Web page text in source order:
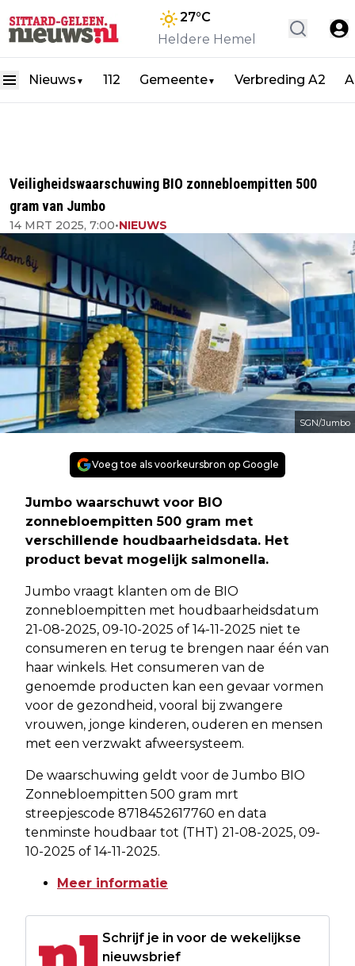
27°C
Heldere Hemel
Nieuws ▼ 112 Gemeente▼ Verbreding A2
Veiligheidswaarschuwing BIO zonnebloempitten 500
gram van Jumbo
14 MRT 2025, 7:00•NIEUWS
SGN/Jumbo
Voeg toe als voorkeursbron op Google
Jumbo waarschuwt voor BIO
zonnebloempitten 500 gram met
verschillende houdbaarheidsdata. Het
product bevat mogelijk salmonella.
Jumbo vraagt klanten om de BIO
zonnebloempitten met houdbaarheidsdatum
21-08-2025, 09-10-2025 of 14-11-2025 niet te
consumeren en terug te brengen naar één van
haar winkels. Het consumeren van de
genoemde producten kan een gevaar vormen
voor de gezondheid, vooral bij zwangere
vrouwen, jonge kinderen, ouderen en mensen
met een verzwakt afweersysteem.
De waarschuwing geldt voor de Jumbo BIO
Zonnebloempitten 500 gram mrt
streepjescode 8718452617760 en data
tenminste houdbaar tot (THT) 21-08-2025, 09-
10-2025 of 14-11-2025.
Meer informatie
Schrijf je in voor de wekelijkse
nieuwsbrief